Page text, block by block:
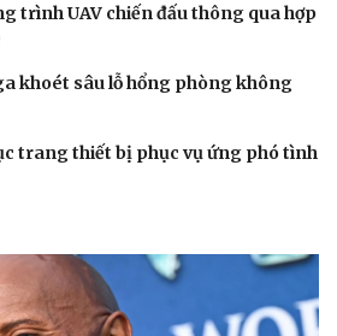
trình UAV chiến đấu thông qua hợp
khoét sâu lỗ hổng phòng không
trang thiết bị phục vụ ứng phó tình